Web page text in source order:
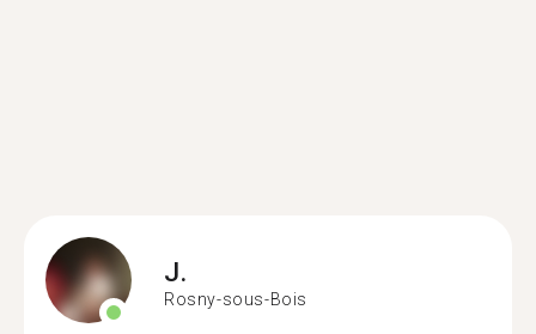
J.
Rosny-sous-Bois